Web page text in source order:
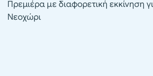
Πρεμιέρα με διαφορετική εκκίνηση
Νεοχώρι